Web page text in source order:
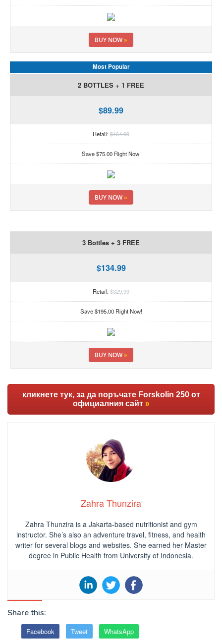
BUY NOW»
Most Popular
2 BOTTLES + 1 FREE
$89.99
Retail:$164.99
Save $75.00 Right Now!
BUY NOW»
3 Bottles + 3 FREE
$134.99
Retail:$329.99
Save $195.00 Right Now!
BUY NOW»
кликнете тук, за да поръчате Forskolin 250 от
официалния сайт »
Zahra Thunzira
Zahra Thunzira is a Jakarta-based nutritionist and gym
instructor. She’s also an adventure travel, fitness, and health
writer for several blogs and websites. She earned her Master
degree in Public Health from University of Indonesia.
Share this:
Facebook Tweet WhatsApp